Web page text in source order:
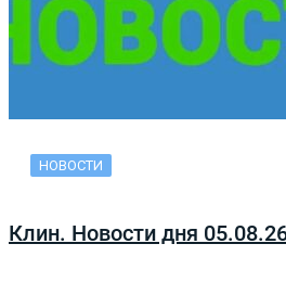
НОВОСТИ
Клин. Новости дня